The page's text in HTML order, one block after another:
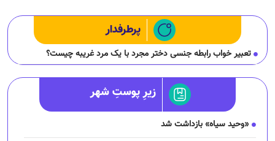
پرطرفدار
تعبیر خواب رابطه جنسی دختر مجرد با یک مرد غریبه چیست؟
زیرِ پوستِ شهر
«وحید سیاه» بازداشت شد